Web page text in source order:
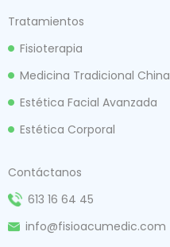
Tratamientos
Fisioterapia
Medicina Tradicional China
Estética Facial Avanzada
Estética Corporal
Contáctanos
613 16 64 45
info@fisioacumedic.com